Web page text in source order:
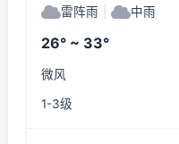
雷阵雨 中雨
26° ~ 33°
微风
1-3级